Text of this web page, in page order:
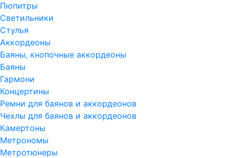
Пюпитры
Светильники
Стулья
Аккордеоны
Баяны, кнопочные аккордеоны
Баяны
Гармони
Концертины
Ремни для баянов и аккордеонов
Чехлы для баянов и аккордеонов
Камертоны
Метрономы
Метротюнеры